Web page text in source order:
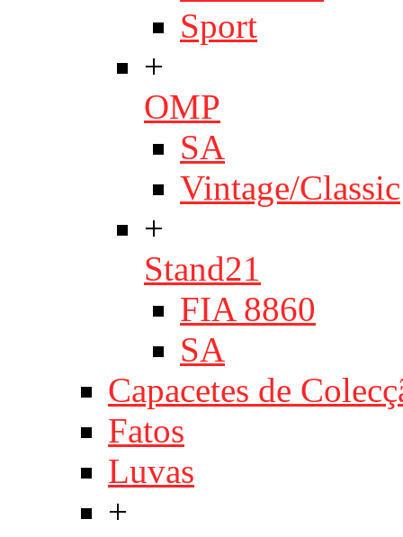
Sport
+
OMP
SA
Vintage/Classic
+
Stand21
FIA 8860
SA
Capacetes de
Fatos
Luvas
+